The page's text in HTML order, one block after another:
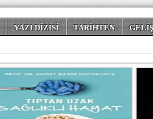
YAZI DİZİSİ TARİHTEN